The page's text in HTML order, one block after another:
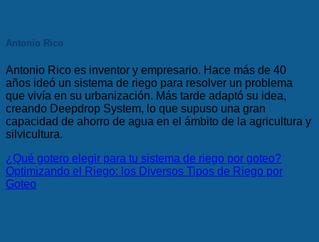
Antonio Rico
Antonio Rico es inventor y empresario. Hace más de 40
años ideó un sistema de riego para resolver un problema
que vivía en su urbanización. Más tarde adaptó su idea,
creando Deepdrop System, lo que supuso una gran
capacidad de ahorro de agua en el ámbito de la agricultura y
silvicultura.
¿Qué gotero elegir para tu sistema de riego por goteo?
Optimizando el Riego: los Diversos Tipos de Riego por
Goteo